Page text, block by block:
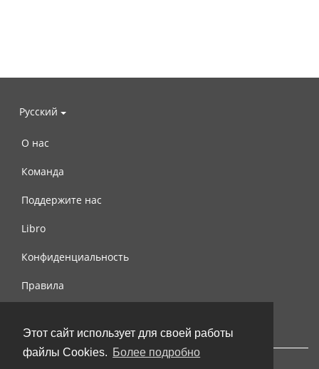
Этот сайт использует для своей работы
файлы Cookies. Более подробно
Русский
О нас
Команда
Поддержите нас
Libro
Конфиденциальность
Правила